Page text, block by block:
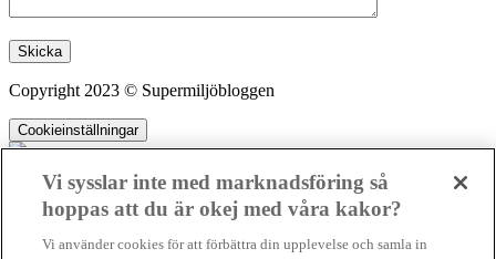
Lämna detta fält tomt.
Copyright 2023 © Supermiljöbloggen
Cookieinställningar
ideella redaktion drivit miljödebatten framåt genom nyhetsbevakning
Vi sysslar inte med marknadsföring så
hoppas att du är okej med våra kakor?
Vi använder cookies för att förbättra din upplevelse och samla in